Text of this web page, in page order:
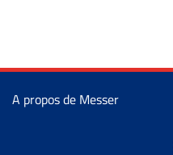
A propos de Messer